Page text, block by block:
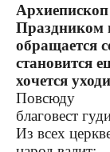
Архиепископ
Праздником
обращается
становится
хочется
Повсюду
благовест
Из всех